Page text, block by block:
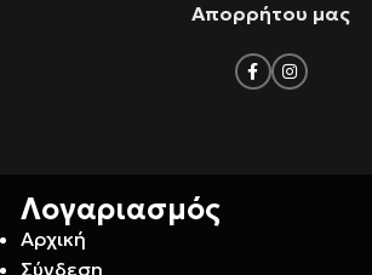
Απορρήτου μας
Λογαριασμός
Αρχική
Σύνδεση